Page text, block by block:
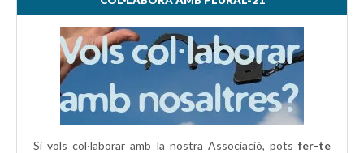
Si vols col·laborar amb la nostra Associació, pots fer-te